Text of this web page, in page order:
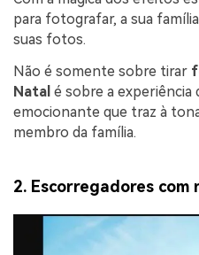
para fotografar, a sua
suas fotos.
Não é somente sobre tirar
Natal é sobre a experiência
emocionante que traz à
membro da família.
2. Escorregadores com